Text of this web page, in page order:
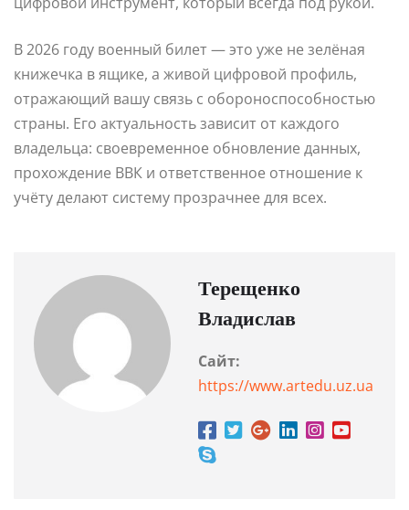
В 2026 году военный билет — это уже не зелёная
книжечка в ящике, а живой цифровой профиль,
отражающий вашу связь с обороноспособностью
страны. Его актуальность зависит от каждого
владельца: своевременное обновление данных,
прохождение ВВК и ответственное отношение к
учёту делают систему прозрачнее для всех.
Терещенко
Владислав
Сайт:
https://www.artedu.uz.ua